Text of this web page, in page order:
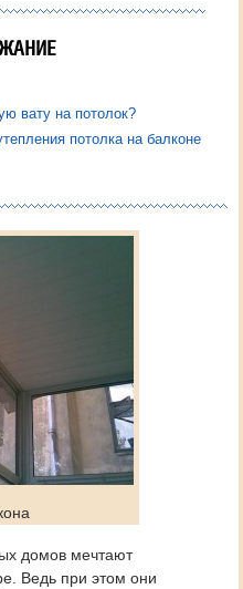
вату на потолок?
потолка на балконе
домов мечтают
Ведь при этом они